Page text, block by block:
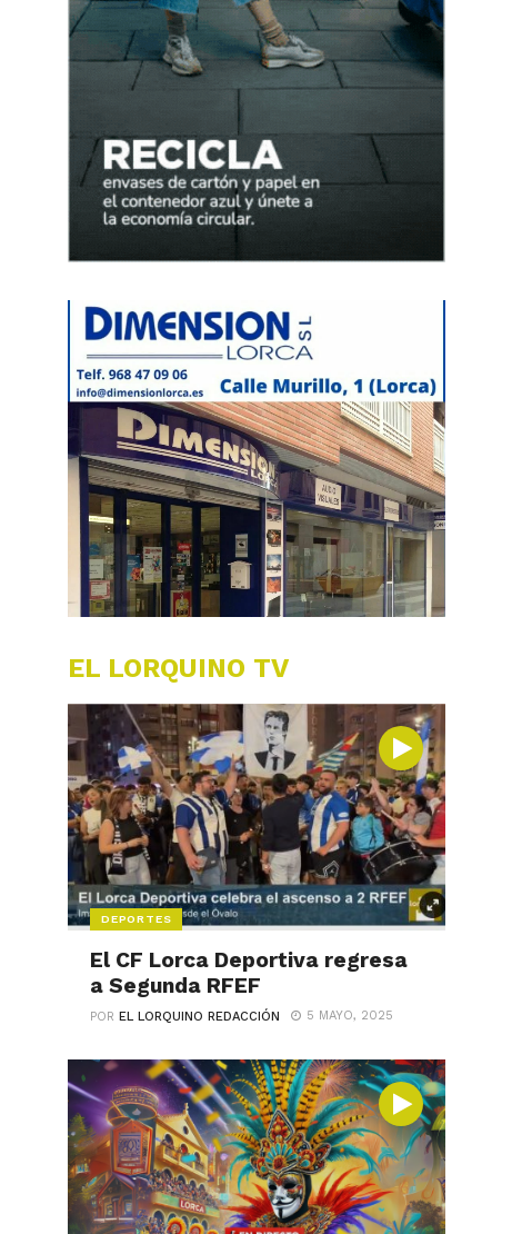
EL LORQUINO TV
DEPORTES
El CF Lorca Deportiva regresa
a Segunda RFEF
POREL LORQUINO REDACCIÓN 5 MAYO, 2025